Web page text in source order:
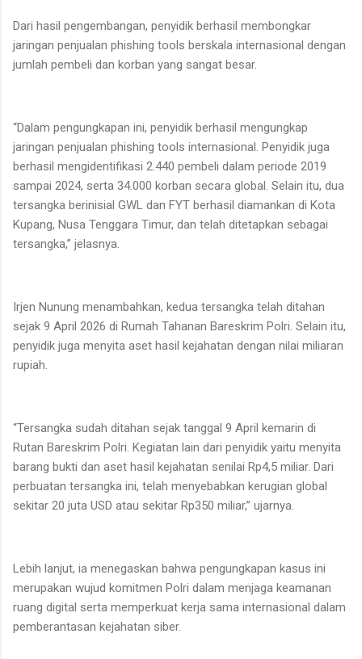
Dari hasil pengembangan, penyidik berhasil membongkar
jaringan penjualan phishing tools berskala internasional dengan
jumlah pembeli dan korban yang sangat besar.
“Dalam pengungkapan ini, penyidik berhasil mengungkap
jaringan penjualan phishing tools internasional. Penyidik juga
berhasil mengidentifikasi 2.440 pembeli dalam periode 2019
sampai 2024, serta 34.000 korban secara global. Selain itu, dua
tersangka berinisial GWL dan FYT berhasil diamankan di Kota
Kupang, Nusa Tenggara Timur, dan telah ditetapkan sebagai
tersangka,” jelasnya.
Irjen Nunung menambahkan, kedua tersangka telah ditahan
sejak 9 April 2026 di Rumah Tahanan Bareskrim Polri. Selain itu,
penyidik juga menyita aset hasil kejahatan dengan nilai miliaran
rupiah.
“Tersangka sudah ditahan sejak tanggal 9 April kemarin di
Rutan Bareskrim Polri. Kegiatan lain dari penyidik yaitu menyita
barang bukti dan aset hasil kejahatan senilai Rp4,5 miliar. Dari
perbuatan tersangka ini, telah menyebabkan kerugian global
sekitar 20 juta USD atau sekitar Rp350 miliar,” ujarnya.
Lebih lanjut, ia menegaskan bahwa pengungkapan kasus ini
merupakan wujud komitmen Polri dalam menjaga keamanan
ruang digital serta memperkuat kerja sama internasional dalam
pemberantasan kejahatan siber.